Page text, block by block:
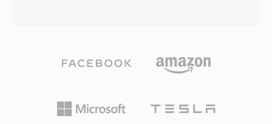
haline getirmiştir. MP4 içinde H.264 ile HTML5
video, her büyük web tarayıcısı tarafından
temel standart oluşturmuştur. Taşıdığı modern
içinde barındırır. Yığın tabanlı mimarisi, sesi
ve MIDI verileri gibi zengin üst verilerle birlikte
depolar. Belirleyici avantajı son derece uzun